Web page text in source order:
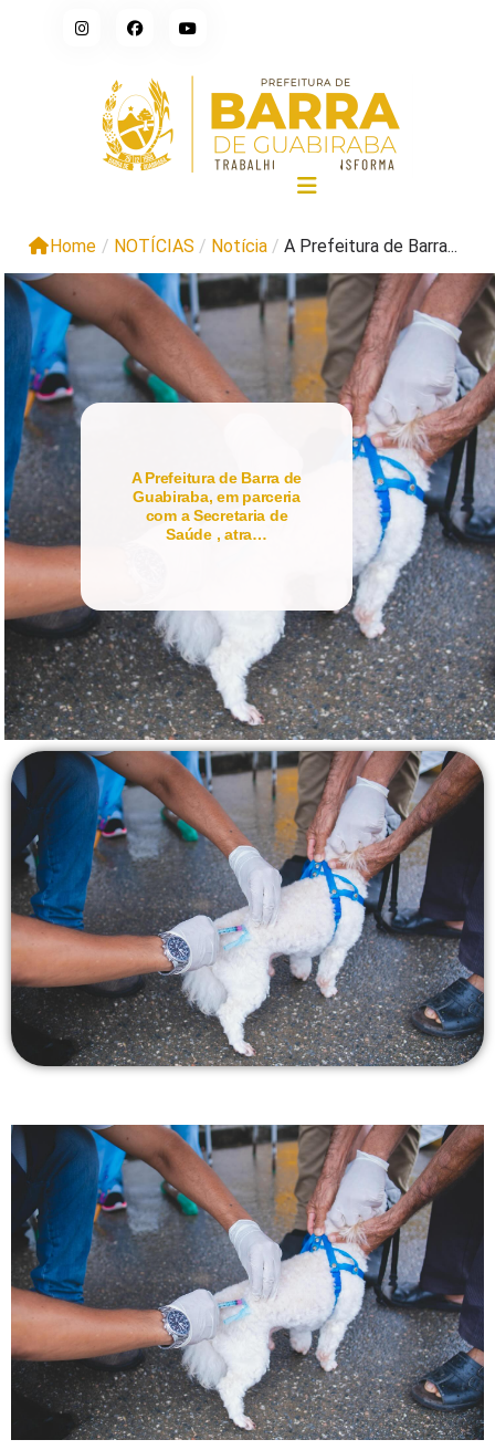
Home / NOTÍCIAS / Notícia / A Prefeitura de Barra...
A Prefeitura de Barra de
Guabiraba, em parceria
com a Secretaria de
Saúde , atra…